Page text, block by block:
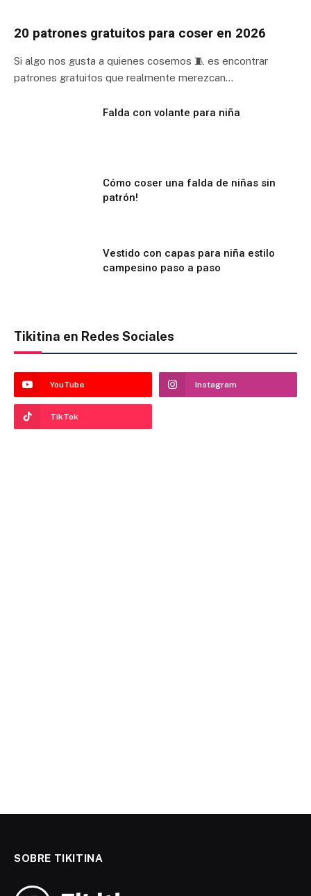
20 patrones gratuitos para coser en 2026
Si algo nos gusta a quienes cosemos 🧵 es encontrar
patrones gratuitos que realmente merezcan…
Falda con volante para niña
Cómo coser una falda de niñas sin
patrón!
Vestido con capas para niña estilo
campesino paso a paso
Tikitina en Redes Sociales
YouTube Instagram
TikTok
SOBRE TIKITINA